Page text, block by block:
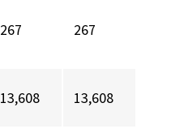
267 267
13,608 13,608